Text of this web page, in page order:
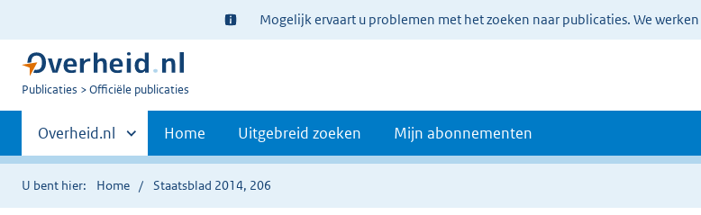
Ter
informatie:
Mogelijk ervaart u problemen met het zoeken naar publicaties. We
U
Publicaties Officiële publicaties
Primaire
navigatie
Andere
sites
binnen
Overheid.nl Home Uitgebreid zoeken Mijn abonnementen
U bent hier: Home Staatsblad 2014, 206